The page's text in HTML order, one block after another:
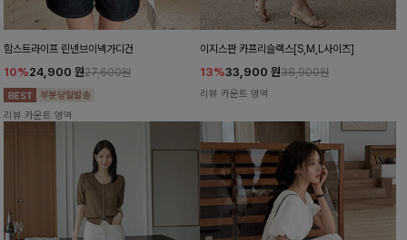
함스트라이프 린넨브이넥가디건
10%24,900 원27,600원
리뷰 카운트 영역
이지스판 카프리슬랙스[S,M,L사이즈]
13%33,900 원38,900원
리뷰 카운트 영역